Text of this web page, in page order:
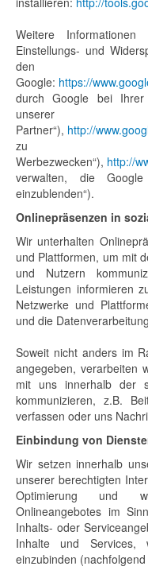
Weitere
Einstellungs- und
den
Google: https://
durch Google bei
unserer
Partner“), http://
zu
Werbezwecken“), http://
verwalten, die
einzublenden“).
Onlinepräsenzen in
Wir unterhalten
und Plattformen, um mit
und Nutzern
Leistungen informieren
Netzwerke und
und die
Soweit nicht anders im
angegeben, verarbeiten
mit uns innerhalb der
kommunizieren, z.B.
verfassen oder uns
Einbindung von
Wir setzen innerhalb
unserer berechtigten
Optimierung und
Onlineangebotes im
Inhalts- oder
Inhalte und Services,
einzubinden